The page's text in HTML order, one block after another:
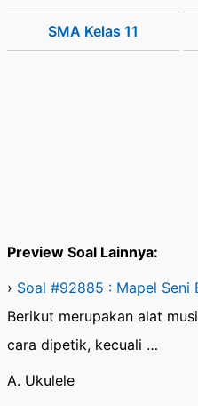
SMA Kelas 11
Preview Soal Lainnya:
› Soal #92885 : Mapel Seni
Berikut merupakan alat
cara dipetik, kecuali …
A. Ukulele